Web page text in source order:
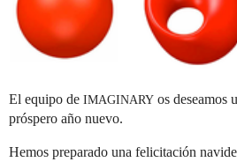
El equipo de IMAGINARY os deseamos
próspero año nuevo.
Hemos preparado una felicitación